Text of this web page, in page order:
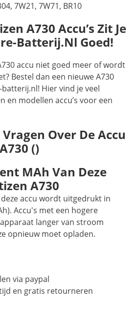
7W21, 7W71, BR10
A730 Accu’s Zit Je
Batterij.nl Goed!
accu niet goed meer of wordt
Bestel dan een nieuwe A730
Hier vind je veel
en modellen accu’s voor een
Over De Accu
()
MAh Van Deze
A730
accu wordt uitgedrukt in
Accu's met een hogere
langer van stroom
opnieuw moet opladen.
via paypal
en gratis retourneren